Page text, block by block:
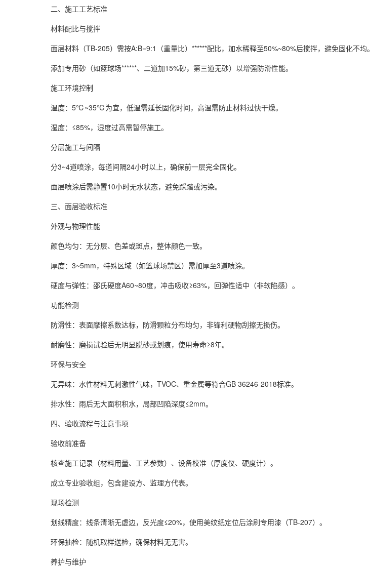
二、施工工艺标准
材料配比与搅拌
面层材料（TB-205）需按A:B=9:1（重量比）******配比，加水稀释至50%~80%后搅拌，避免固化不均。
添加专用砂（如篮球场******、二道加15%砂，第三道无砂）以增强防滑性能。
施工环境控制
温度：5℃~35℃为宜，低温需延长固化时间，高温需防止材料过快干燥。
湿度：≤85%，湿度过高需暂停施工。
分层施工与间隔
分3~4道喷涂，每道间隔24小时以上，确保前一层完全固化。
面层喷涂后需静置10小时无水状态，避免踩踏或污染。
三、面层验收标准
外观与物理性能
颜色均匀：无分层、色差或斑点，整体颜色一致。
厚度：3~5mm，特殊区域（如篮球场禁区）需加厚至3道喷涂。
硬度与弹性：邵氏硬度A60~80度，冲击吸收≥63%，回弹性适中（非软陷感）。
功能检测
防滑性：表面摩擦系数达标，防滑颗粒分布均匀，非锋利硬物刮擦无损伤。
耐磨性：磨损试验后无明显脱砂或划痕，使用寿命≥8年。
环保与安全
无异味：水性材料无刺激性气味，TVOC、重金属等符合GB 36246-2018标准。
排水性：雨后无大面积积水，局部凹陷深度≤2mm。
四、验收流程与注意事项
验收前准备
核查施工记录（材料用量、工艺参数）、设备校准（厚度仪、硬度计）。
成立专业验收组，包含建设方、监理方代表。
现场检测
划线精度：线条清晰无虚边，反光度≤20%，使用美纹纸定位后涂刷专用漆（TB-207）。
环保抽检：随机取样送检，确保材料无无害。
养护与维护